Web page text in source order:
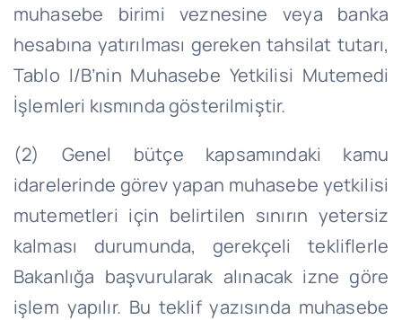
muhasebe birimi veznesine veya banka
hesabına yatırılması gereken tahsilat tutarı,
Tablo I/B’nin Muhasebe Yetkilisi Mutemedi
İşlemleri kısmında gösterilmiştir.
(2) Genel bütçe kapsamındaki kamu
idarelerinde görev yapan muhasebe yetkilisi
mutemetleri için belirtilen sınırın yetersiz
kalması durumunda, gerekçeli tekliflerle
Bakanlığa başvurularak alınacak izne göre
işlem yapılır. Bu teklif yazısında muhasebe